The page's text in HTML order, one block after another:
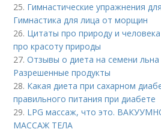
25. Гимнастические упражнения
Гимнастика для лица от морщин
26. Цитаты про природу и
про красоту природы
27.Отзывы о диета на семени льна
Разрешенные продукты
28. Какая диета при сахарном
правильного питания при диабете
29. LPG массаж, что это.
МАССАЖ ТЕЛА